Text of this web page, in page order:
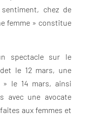
chez de
femme » constitue
spectacle sur le
le 12 mars, une
le 14 mars, ainsi
avec une avocate
aux femmes et